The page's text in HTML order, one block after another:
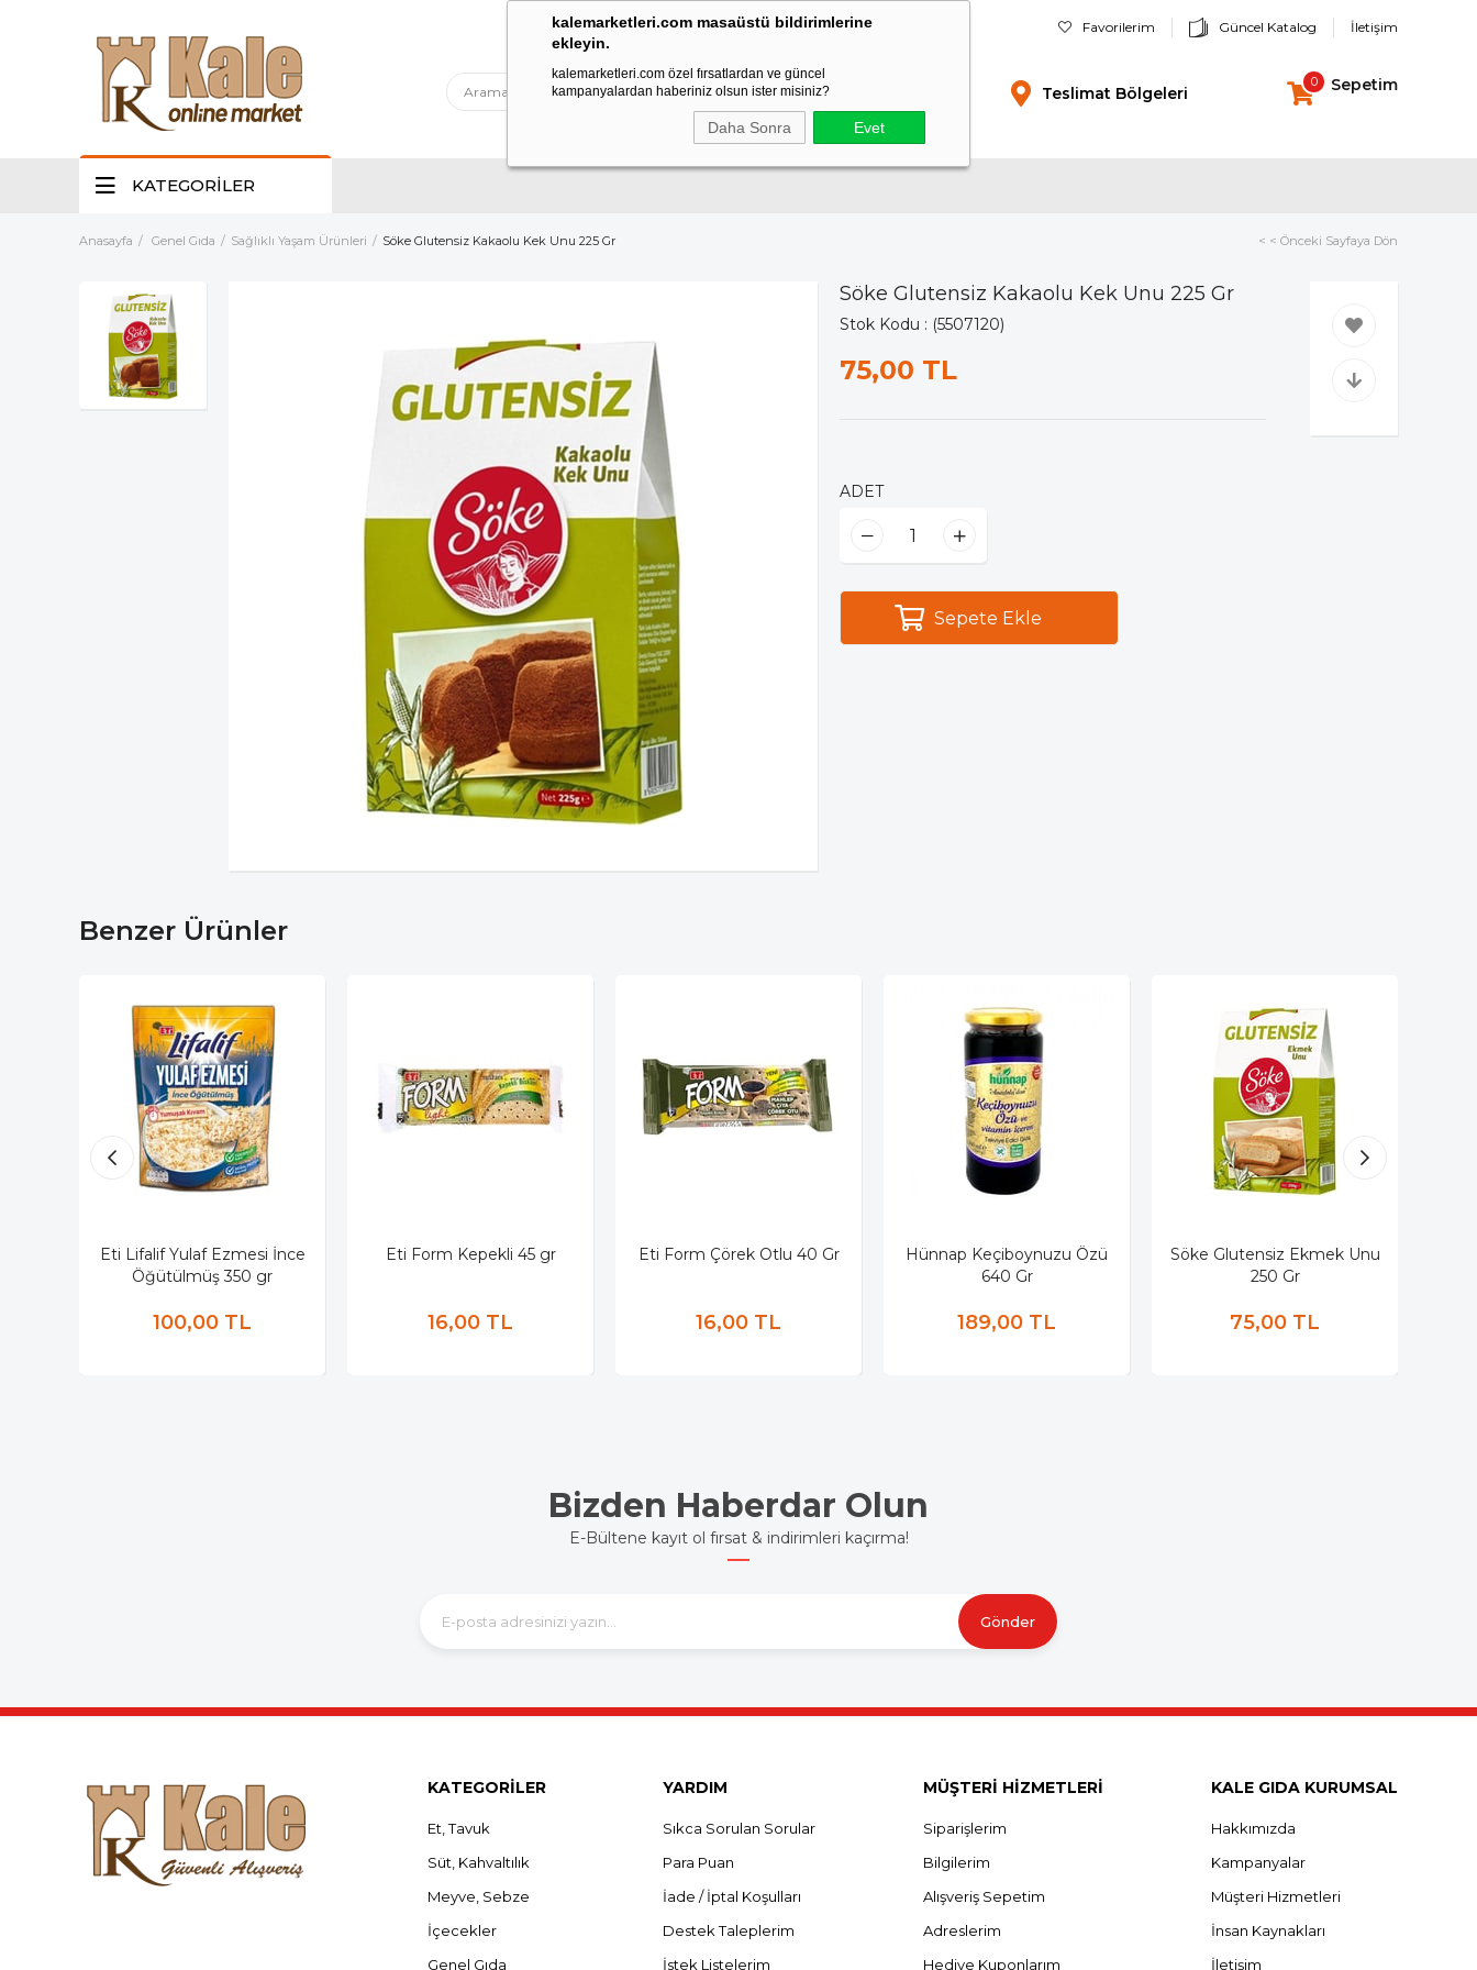
kalemarketleri.com masaüstü bildirimlerine
ekleyin.
kalemarketleri.com özel fırsatlardan ve güncel
kampanyalardan haberiniz olsun ister misiniz?
Daha Sonra Evet
Favorilerim Güncel Katalog İletişim
Sepetim
0
Teslimat Bölgeleri
KATEGORİLER
Anasayfa Genel Gıda Sağlıklı Yaşam Ürünleri Söke Glutensiz Kakaolu Kek Unu 225 Gr < < Önceki Sayfaya Dön
Söke Glutensiz Kakaolu Kek Unu 225 Gr
Stok Kodu (5507120)
75,00 TL
ADET
Benzer Ürünler
Eti Lifalif Yulaf Ezmesi İnce
Öğütülmüş 350 gr
100,00 TL
Eti Form Kepekli 45 gr
16,00 TL
Eti Form Çörek Otlu 40 Gr
16,00 TL
Hünnap Keçiboynuzu Özü
640 Gr
189,00 TL
Söke Glutensiz Ekmek Unu
250 Gr
75,00 TL
Bizden Haberdar Olun
E-Bültene kayıt ol fırsat & indirimleri kaçırma!
Gönder
KATEGORİLER
Et, Tavuk
Süt, Kahvaltılık
Meyve, Sebze
İçecekler
Genel Gıda
YARDIM
Sıkca Sorulan Sorular
Para Puan
İade / İptal Koşulları
Destek Taleplerim
İstek Listelerim
MÜŞTERİ HİZMETLERİ
Siparişlerim
Bilgilerim
Alışveriş Sepetim
Adreslerim
Hediye Kuponlarım
KALE GIDA KURUMSAL
Hakkımızda
Kampanyalar
Müşteri Hizmetleri
İnsan Kaynakları
İletişim